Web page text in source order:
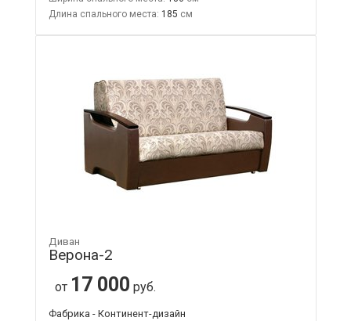
Длина спального места: 185
Диван
Верона-2
от 17 000 руб.
Фабрика - Континент-дизайн